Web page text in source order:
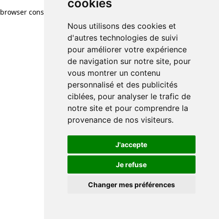
cookies
Nous utilisons des cookies et
d'autres technologies de suivi
pour améliorer votre expérience
de navigation sur notre site, pour
vous montrer un contenu
personnalisé et des publicités
ciblées, pour analyser le trafic de
notre site et pour comprendre la
provenance de nos visiteurs.
J'accepte
Je refuse
Changer mes préférences
browser console for more information)